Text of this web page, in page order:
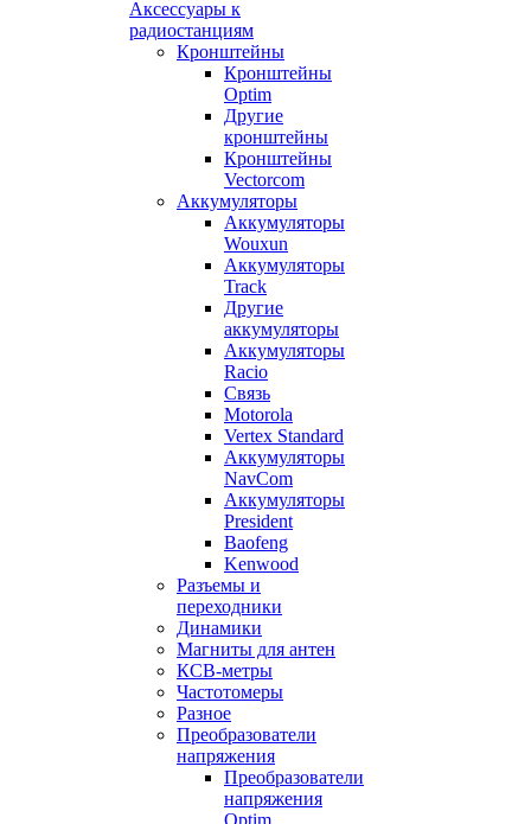
Аксессуары к
радиостанциям
Кронштейны
Кронштейны
Optim
Другие
кронштейны
Кронштейны
Vectorcom
Аккумуляторы
Аккумуляторы
Wouxun
Аккумуляторы
Track
Другие
аккумуляторы
Аккумуляторы
Racio
Связь
Motorola
Vertex Standard
Аккумуляторы
NavCom
Аккумуляторы
President
Baofeng
Kenwood
Разъемы и
переходники
Динамики
Магниты для антен
КСВ-метры
Частотомеры
Разное
Преобразователи
напряжения
Преобразователи
напряжения
Optim